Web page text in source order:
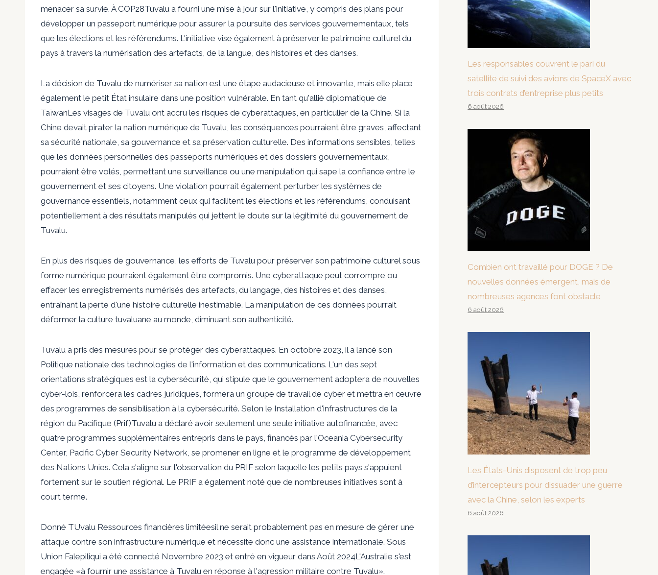
menacer sa survie. À COP28Tuvalu a fourni une mise à jour sur l'initiative, y compris des plans pour
développer un passeport numérique pour assurer la poursuite des services gouvernementaux, tels
que les élections et les référendums. L'initiative vise également à préserver le patrimoine culturel du
pays à travers la numérisation des artefacts, de la langue, des histoires et des danses.
La décision de Tuvalu de numériser sa nation est une étape audacieuse et innovante, mais elle place
également le petit État insulaire dans une position vulnérable. En tant qu'allié diplomatique de
TaïwanLes visages de Tuvalu ont accru les risques de cyberattaques, en particulier de la Chine. Si la
Chine devait pirater la nation numérique de Tuvalu, les conséquences pourraient être graves, affectant
sa sécurité nationale, sa gouvernance et sa préservation culturelle. Des informations sensibles, telles
que les données personnelles des passeports numériques et des dossiers gouvernementaux,
pourraient être volés, permettant une surveillance ou une manipulation qui sape la confiance entre le
gouvernement et ses citoyens. Une violation pourrait également perturber les systèmes de
gouvernance essentiels, notamment ceux qui facilitent les élections et les référendums, conduisant
potentiellement à des résultats manipulés qui jettent le doute sur la légitimité du gouvernement de
Tuvalu.
En plus des risques de gouvernance, les efforts de Tuvalu pour préserver son patrimoine culturel sous
forme numérique pourraient également être compromis. Une cyberattaque peut corrompre ou
effacer les enregistrements numérisés des artefacts, du langage, des histoires et des danses,
entraînant la perte d'une histoire culturelle inestimable. La manipulation de ces données pourrait
déformer la culture tuvaluane au monde, diminuant son authenticité.
Tuvalu a pris des mesures pour se protéger des cyberattaques. En octobre 2023, il a lancé son
Politique nationale des technologies de l'information et des communications. L'un des sept
orientations stratégiques est la cybersécurité, qui stipule que le gouvernement adoptera de nouvelles
cyber-lois, renforcera les cadres juridiques, formera un groupe de travail de cyber et mettra en œuvre
des programmes de sensibilisation à la cybersécurité. Selon le Installation d'infrastructures de la
région du Pacifique (Prif)Tuvalu a déclaré avoir seulement une seule initiative autofinancée, avec
quatre programmes supplémentaires entrepris dans le pays, financés par l'Oceania Cybersecurity
Center, Pacific Cyber ​​Security Network, se promener en ligne et le programme de développement
des Nations Unies. Cela s'aligne sur l'observation du PRIF selon laquelle les petits pays s'appuient
fortement sur le soutien régional. Le PRIF a également noté que de nombreuses initiatives sont à
court terme.
Donné TUvalu Ressources financières limitéesil ne serait probablement pas en mesure de gérer une
attaque contre son infrastructure numérique et nécessite donc une assistance internationale. Sous
Union Falepiliqui a été connecté Novembre 2023 et entré en vigueur dans Août 2024L'Australie s'est
engagée «à fournir une assistance à Tuvalu en réponse à l'agression militaire contre Tuvalu».
Les responsables couvrent le pari du
satellite de suivi des avions de SpaceX avec
trois contrats d’entreprise plus petits
6 août 2026
Combien ont travaillé pour DOGE ? De
nouvelles données émergent, mais de
nombreuses agences font obstacle
6 août 2026
Les États-Unis disposent de trop peu
d’intercepteurs pour dissuader une guerre
avec la Chine, selon les experts
6 août 2026